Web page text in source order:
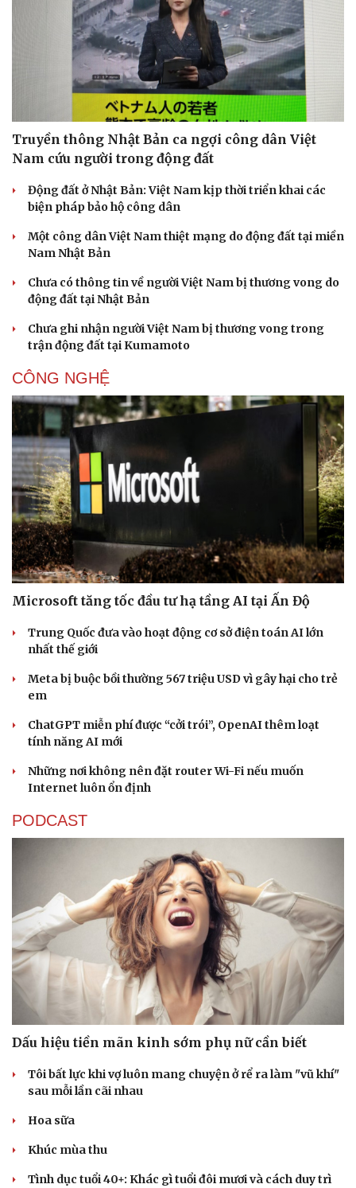
Sức khỏe
Dinh dưỡng - món ngon
Cây thuốc
Sản phụ khoa
Nhi khoa
Nam khoa
Làm đẹp - giảm cân
Phòng mạch online
Ăn sạch sống khỏe
Đời sống
Blog
Tình yêu - Gia đình
Truyền thông Nhật Bản ca ngợi công dân Việt
Nam cứu người trong động đất
Động đất ở Nhật Bản: Việt Nam kịp thời triển khai các
biện pháp bảo hộ công dân
Một công dân Việt Nam thiệt mạng do động đất tại miền
Nam Nhật Bản
Chưa có thông tin về người Việt Nam bị thương vong do
động đất tại Nhật Bản
Chưa ghi nhận người Việt Nam bị thương vong trong
trận động đất tại Kumamoto
CÔNG NGHỆ
Microsoft tăng tốc đầu tư hạ tầng AI tại Ấn Độ
Trung Quốc đưa vào hoạt động cơ sở điện toán AI lớn
nhất thế giới
Meta bị buộc bồi thường 567 triệu USD vì gây hại cho trẻ
em
ChatGPT miễn phí được “cởi trói”, OpenAI thêm loạt
tính năng AI mới
Những nơi không nên đặt router Wi-Fi nếu muốn
Internet luôn ổn định
PODCAST
Dấu hiệu tiền mãn kinh sớm phụ nữ cần biết
Tôi bất lực khi vợ luôn mang chuyện ở rể ra làm "vũ khí"
sau mỗi lần cãi nhau
Hoa sữa
Khúc mùa thu
Tình dục tuổi 40+: Khác gì tuổi đôi mươi và cách duy trì